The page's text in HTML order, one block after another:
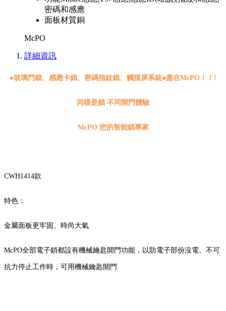
密碼和感應
面板材質銅
McPO
詳細資訊
●玻璃門鎖、感應卡鎖、密碼指紋鎖、觸摸屏系統●盡在McPO！！!
同樣是鎖 不同開門體驗
McPO 您的智能鎖專家
CWH1414款
特色：
金屬面板更牢固、時尚大氣
McPO全部電子鎖都設有機械鑰匙開門功能，以防電子部份沒電、不可
抗力停止工作時，可用機械鑰匙開門